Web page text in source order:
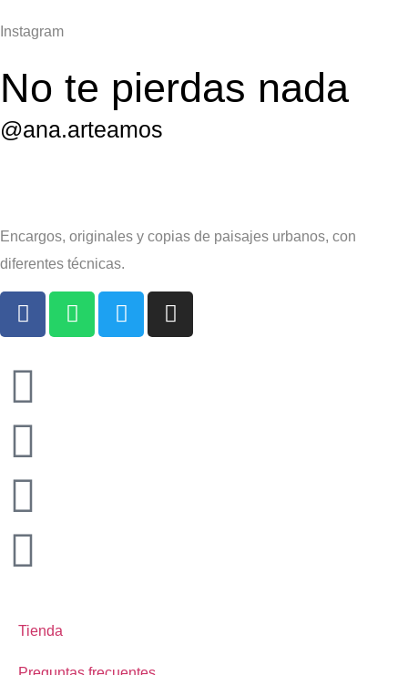
Instagram
No te pierdas nada
@ana.arteamos
Encargos, originales y copias de paisajes urbanos, con
diferentes técnicas.
Tienda